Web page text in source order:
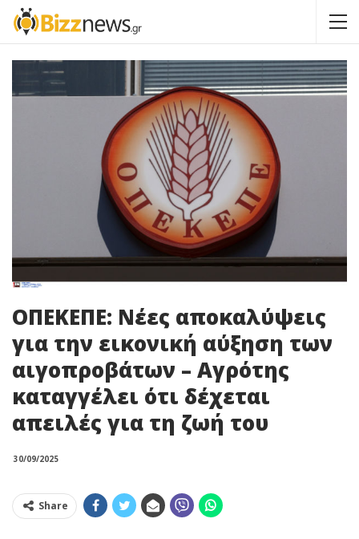
ΟΠΕΚΕΠΕ: Νέες αποκαλύψεις
για την εικονική αύξηση των
αιγοπροβάτων – Αγρότης
καταγγέλει ότι δέχεται
απειλές για τη ζωή του
30/09/2025
Share